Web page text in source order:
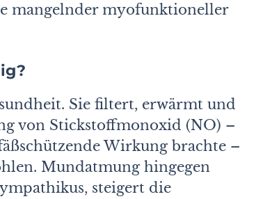
mangelnder myofunktioneller
Sie filtert, erwärmt und
von Stickstoffmonoxid (NO) –
Wirkung brachte –
Mundatmung hingegen
steigert die